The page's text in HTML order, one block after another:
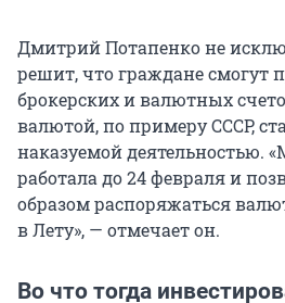
Дмитрий Потапенко не
решит, что граждане смогут
брокерских и валютных
валютой, по примеру СССР,
наказуемой деятельностью.
работала до 24 февраля и
образом распоряжаться
в Лету», — отмечает он.
Во что тогда